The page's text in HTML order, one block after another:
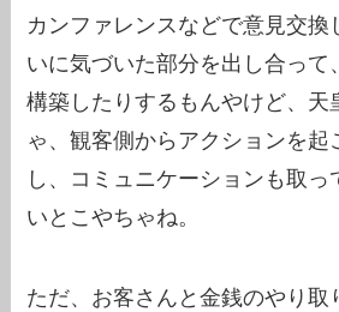
カンファレンスなどで意見交換
いに気づいた部分を出し合って
構築したりするもんやけど、天
ゃ、観客側からアクションを起
し、コミュニケーションも取っ
いとこやちゃね。
ただ、お客さんと金銭のやり取